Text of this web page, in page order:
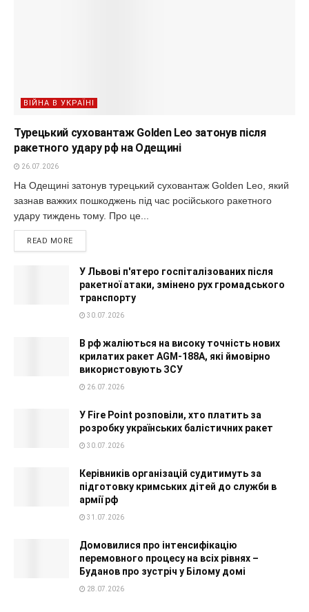
ВІЙНА В УКРАЇНІ
Турецький суховантаж Golden Leo затонув після
ракетного удару рф на Одещині
26.07.2026
На Одещині затонув турецький суховантаж Golden Leo, який
зазнав важких пошкоджень під час російського ракетного
удару тиждень тому. Про це...
READ MORE
У Львові п'ятеро госпіталізованих після
ракетної атаки, змінено рух громадського
транспорту
30.07.2026
В рф жаліються на високу точність нових
крилатих ракет AGM-188A, які ймовірно
використовують ЗСУ
26.07.2026
У Fire Point розповіли, хто платить за
розробку українських балістичних ракет
30.07.2026
Керівників організацій судитимуть за
підготовку кримських дітей до служби в
армії рф
31.07.2026
Домовилися про інтенсифікацію
перемовного процесу на всіх рівнях –
Буданов про зустріч у Білому домі
28.07.2026